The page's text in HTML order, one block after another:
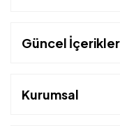
Güncel
Kurumsal